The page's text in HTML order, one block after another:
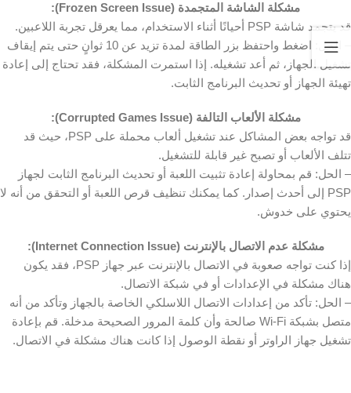
مشكلة الشاشة المتجمدة (Frozen Screen Issue):
قد يتجمد شاشة PSP أحيانًا أثناء الاستخدام، مما يعرقل تجربة اللاعبين.
– الحل: اضغط واحتفظ بزر الطاقة لمدة تزيد عن 10 ثوانٍ حتى يتم إيقاف
تشغيل الجهاز، ثم أعد تشغيله. إذا استمرت المشكلة، فقد تحتاج إلى إعادة
تهيئة الجهاز أو تحديث البرنامج الثابت.
مشكلة الألعاب التالفة (Corrupted Games Issue):
قد تواجه بعض المشاكل عند تشغيل ألعاب محملة على PSP، حيث قد
تتلف الألعاب أو تصبح غير قابلة للتشغيل.
– الحل: قم بمحاولة إعادة تثبيت اللعبة أو تحديث البرنامج الثابت لجهاز
PSP إلى أحدث إصدار. كما يمكنك تنظيف قرص اللعبة أو التحقق من أنه لا
يحتوي على خدوش.
مشكلة عدم الاتصال بالإنترنت (Internet Connection Issue):
إذا كنت تواجه صعوبة في الاتصال بالإنترنت عبر جهاز PSP، فقد يكون
هناك مشكلة في الإعدادات أو في شبكة الاتصال.
– الحل: تأكد من إعدادات الاتصال اللاسلكي الخاصة بالجهاز وتأكد من أنه
متصل بشبكة Wi-Fi صالحة وأن كلمة المرور الصحيحة مدخلة. قم بإعادة
تشغيل جهاز الراوتر أو نقطة الوصول إذا كانت هناك مشكلة في الاتصال.